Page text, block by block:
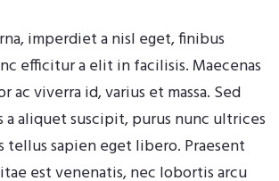
imperdiet a nisl eget, finibus
efficitur a elit in facilisis. Maecenas
ac viverra id, varius et massa. Sed
a aliquet suscipit, purus nunc ultrices
tellus sapien eget libero. Praesent
est venenatis, nec lobortis arcu